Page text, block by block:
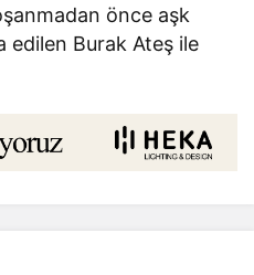
önce aşk
edilen Burak Ateş ile